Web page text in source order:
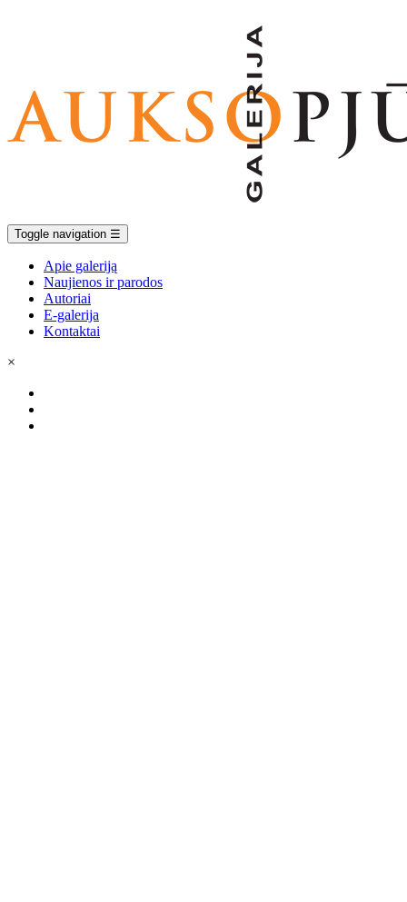
Toggle navigation ☰
Apie galeriją
Naujienos ir parodos
Autoriai
E-galerija
Kontaktai
×